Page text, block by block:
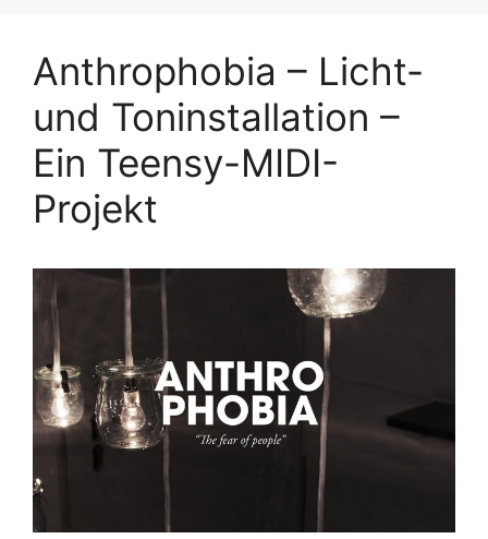
Anthrophobia – Licht-
und Toninstallation –
Ein Teensy-MIDI-
Projekt